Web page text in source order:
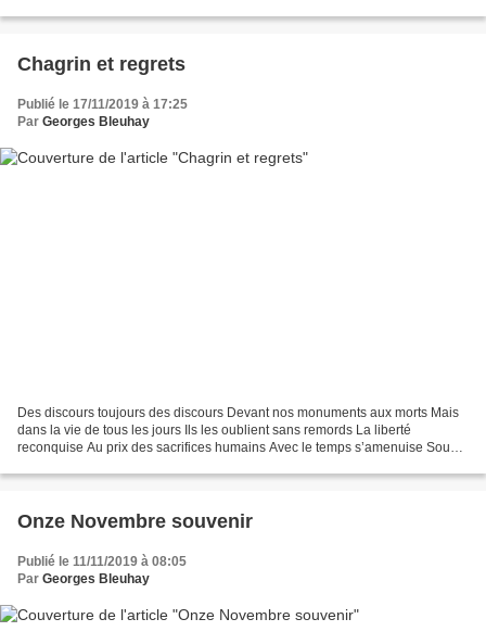
Chagrin et regrets
Publié le 17/11/2019 à 17:25
Par Georges Bleuhay
Des discours toujours des discours Devant nos monuments aux morts Mais
dans la vie de tous les jours Ils les oublient sans remords La liberté
reconquise Au prix des sacrifices humains Avec le temps s’amenuise Sous
Onze Novembre souvenir
Publié le 11/11/2019 à 08:05
Par Georges Bleuhay